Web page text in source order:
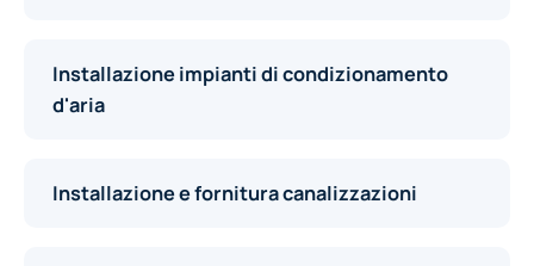
Installazione impianti di condizionamento
d'aria
Installazione e fornitura canalizzazioni